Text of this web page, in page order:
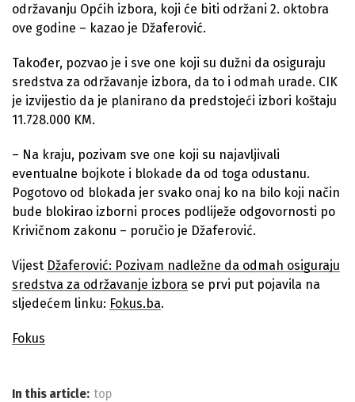
održavanju Općih izbora, koji će biti održani 2. oktobra
ove godine – kazao je Džaferović.
Također, pozvao je i sve one koji su dužni da osiguraju
sredstva za održavanje izbora, da to i odmah urade. CIK
je izvijestio da je planirano da predstojeći izbori koštaju
11.728.000 KM.
– Na kraju, pozivam sve one koji su najavljivali
eventualne bojkote i blokade da od toga odustanu.
Pogotovo od blokada jer svako onaj ko na bilo koji način
bude blokirao izborni proces podliježe odgovornosti po
Krivičnom zakonu – poručio je Džaferović.
Vijest Džaferović: Pozivam nadležne da odmah osiguraju
sredstva za održavanje izbora se prvi put pojavila na
sljedećem linku: Fokus.ba.
Fokus
In this article: top